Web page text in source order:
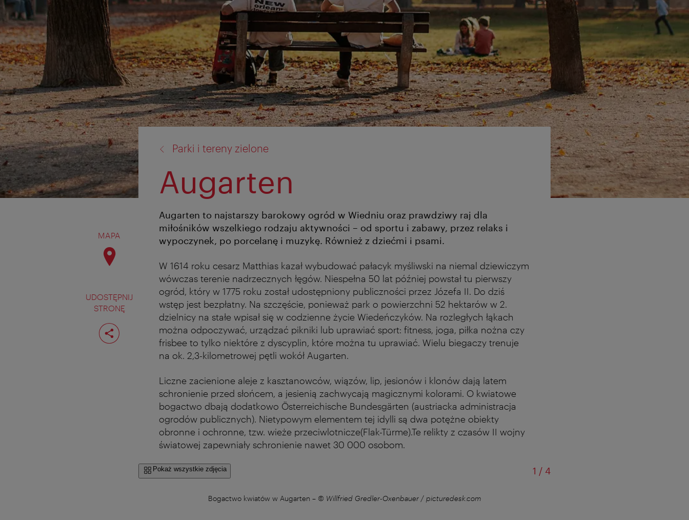
MAPA
UDOSTĘPNIJ
STRONĘ
Podziel
stronę
Parki i tereny zielone
Augarten
Augarten to najstarszy barokowy ogród w Wiedniu oraz prawdziwy raj dla
miłośników wszelkiego rodzaju aktywności – od sportu i zabawy, przez relaks i
wypoczynek, po porcelanę i muzykę. Również z dziećmi i psami.
W 1614 roku cesarz Matthias kazał wybudować pałacyk myśliwski na niemal dziewiczym
wówczas terenie nadrzecznych łęgów. Niespełna 50 lat później powstał tu pierwszy
ogród, który w 1775 roku został udostępniony publiczności przez Józefa II. Do dziś
wstęp jest bezpłatny. Na szczęście, ponieważ park o powierzchni 52 hektarów w 2.
dzielnicy na stałe wpisał się w codzienne życie Wiedeńczyków. Na rozległych łąkach
można odpoczywać, urządzać pikniki lub uprawiać sport: fitness, joga, piłka nożna czy
frisbee to tylko niektóre z dyscyplin, które można tu uprawiać. Wielu biegaczy trenuje
na ok. 2,3-kilometrowej pętli wokół Augarten.
Liczne zacienione aleje z kasztanowców, wiązów, lip, jesionów i klonów dają latem
schronienie przed słońcem, a jesienią zachwycają magicznymi kolorami. O kwiatowe
bogactwo dbają dodatkowo Österreichische Bundesgärten (austriacka administracja
ogrodów publicznych). Nietypowym elementem tej idylli są dwa potężne obiekty
obronne i ochronne, tzw. wieże przeciwlotnicze(Flak-Türme).Te relikty z czasów II wojny
światowej zapewniały schronienie nawet 30 000 osobom.
Pokaż wszystkie zdjęcia 1 /od
4
Bogactwo kwiatów w Augarten – © Willfried Gredler-Oxenbauer / picturedesk.com